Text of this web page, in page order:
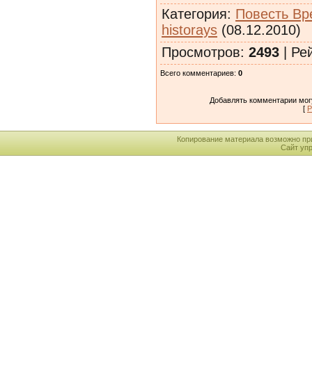
Категория: Повесть
historays (08.12.2010)
Просмотров: 2493 |
Всего комментариев: 0
Добавлять комментарии
[
Копирование материала возможно
Сайт